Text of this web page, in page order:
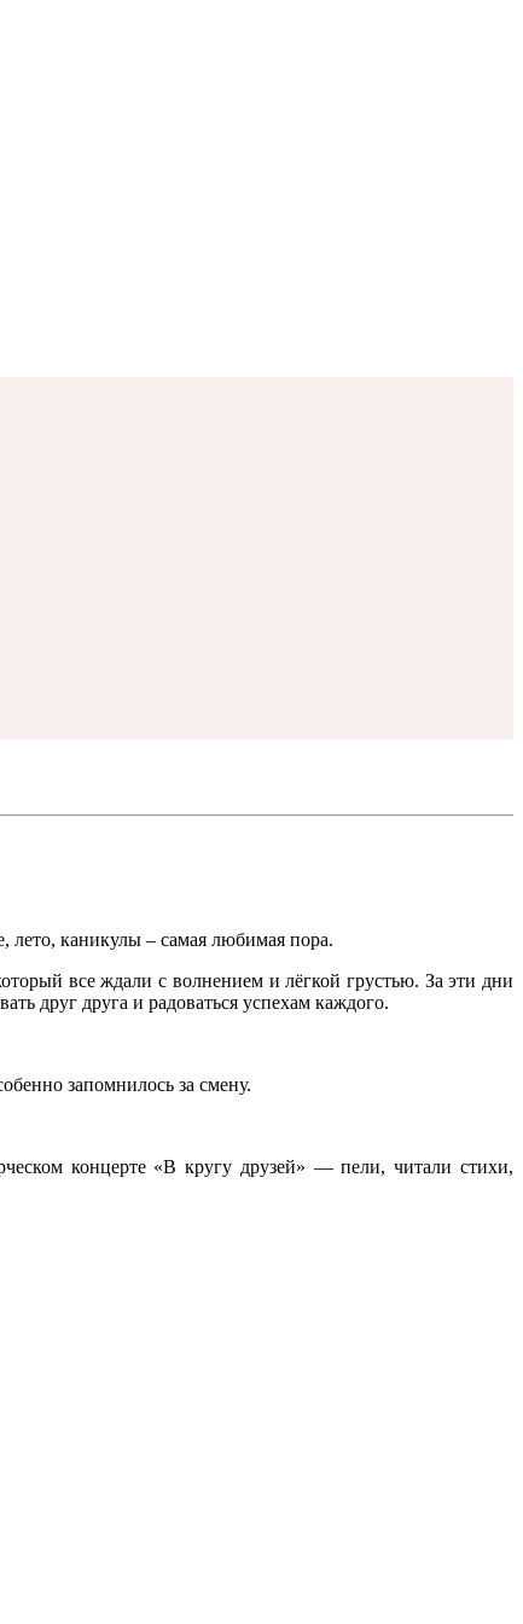
каникулы – самая любимая пора.
все ждали с волнением и лёгкой грустью. За эти дни
друг друга и радоваться успехам каждого.
запомнилось за смену.
концерте «В кругу друзей» — пели, читали стихи,